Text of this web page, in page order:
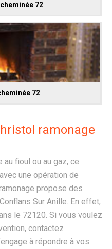
72
72
ramonage
au fioul ou au gaz, ce
une opération de
propose des
Sur Anille. En effet,
le 72120. Si vous voulez
contactez
à répondre à vos